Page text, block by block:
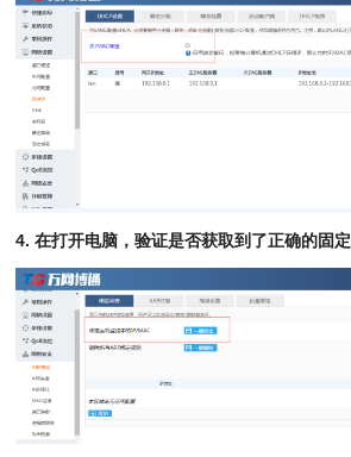
4.在打开电脑，验证是否获取到了正确的固定